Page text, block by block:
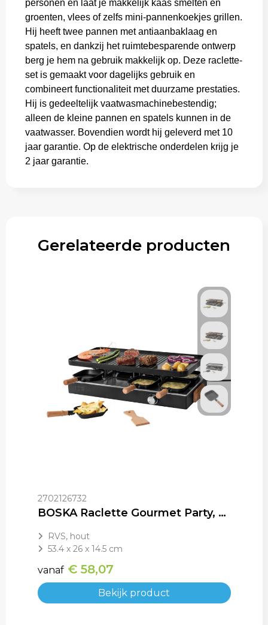
Aktetassen
Trolleys
personen en laat je makkelijk kaas smelten en
groenten, vlees of zelfs mini-pannenkoekjes grillen.
Hij heeft twee pannen met antiaanbaklaag en
spatels, en dankzij het ruimtebesparende ontwerp
berg je hem na gebruik makkelijk op. Deze raclette-
set is gemaakt voor dagelijks gebruik en
combineert functionaliteit met duurzame prestaties.
Hij is gedeeltelijk vaatwasmachinebestendig;
alleen de kleine pannen en spatels kunnen in de
vaatwasser. Bovendien wordt hij geleverd met 10
jaar garantie. Op de elektrische onderdelen krijg je
2 jaar garantie.
Gerelateerde producten
2702126732
BOSKA Raclette Gourmet Party, 8 Personen (EU Type F)
RVS, hout
53.4 x 26 x 14.5 cm
vanaf € 58,07
Bekijk product